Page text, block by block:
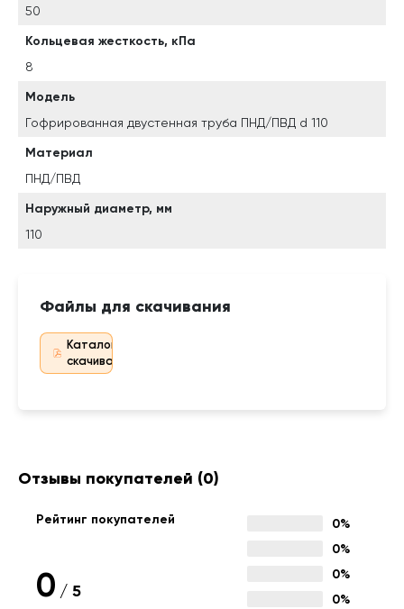
50
Кольцевая жесткость, кПа
8
Модель
Гофрированная двустенная труба ПНД/ПВД d 110
Материал
ПНД/ПВД
Наружный диаметр, мм
110
Файлы для скачивания
Каталог для
скачивания
Отзывы покупателей (0)
Рейтинг покупателей
0 / 5
0%
0%
0%
0%